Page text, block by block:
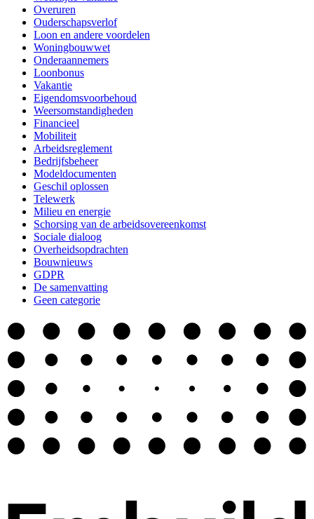
Overuren
Ouderschapsverlof
Loon en andere voordelen
Woningbouwwet
Onderaannemers
Loonbonus
Vakantie
Eigendomsvoorbehoud
Weersomstandigheden
Financieel
Mobiliteit
Arbeidsreglement
Bedrijfsbeheer
Modeldocumenten
Geschil oplossen
Telewerk
Milieu en energie
Schorsing van de arbeidsovereenkomst
Sociale dialoog
Overheidsopdrachten
Bouwnieuws
GDPR
De samenvatting
Geen categorie